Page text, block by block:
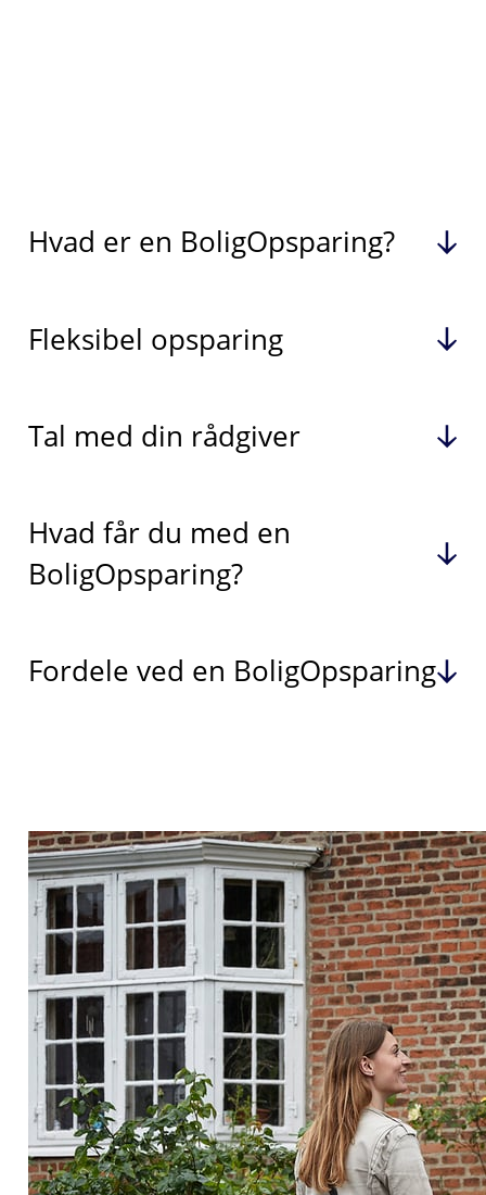
Hvad er en BoligOpsparing?
Fleksibel opsparing
Tal med din rådgiver
Hvad får du med en
BoligOpsparing?
Fordele ved en BoligOpsparing